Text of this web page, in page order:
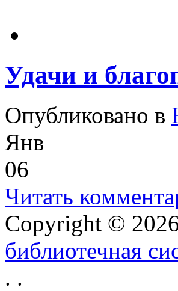
Удачи и
Опубликовано в
Янв
06
Читать
Copyright ©
библиотечная
. .